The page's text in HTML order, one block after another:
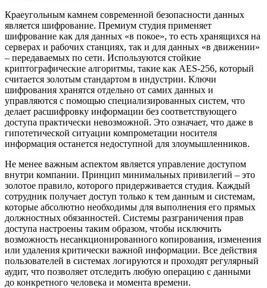
Краеугольным камнем современной безопасности данных
является шифрование. Премиум студия применяет
шифрование как для данных «в покое», то есть хранящихся на
серверах и рабочих станциях, так и для данных «в движении»
– передаваемых по сети. Используются стойкие
криптографические алгоритмы, такие как AES-256, который
считается золотым стандартом в индустрии. Ключи
шифрования хранятся отдельно от самих данных и
управляются с помощью специализированных систем, что
делает расшифровку информации без соответствующего
доступа практически невозможной. Это означает, что даже в
гипотетической ситуации компрометации носителя
информация останется недоступной для злоумышленников.
Не менее важным аспектом является управление доступом
внутри компании. Принцип минимальных привилегий – это
золотое правило, которого придерживается студия. Каждый
сотрудник получает доступ только к тем данным и системам,
которые абсолютно необходимы для выполнения его прямых
должностных обязанностей. Системы разграничения прав
доступа настроены таким образом, чтобы исключить
возможность несанкционированного копирования, изменения
или удаления критически важной информации. Все действия
пользователей в системах логируются и проходят регулярный
аудит, что позволяет отследить любую операцию с данными
до конкретного человека и момента времени.